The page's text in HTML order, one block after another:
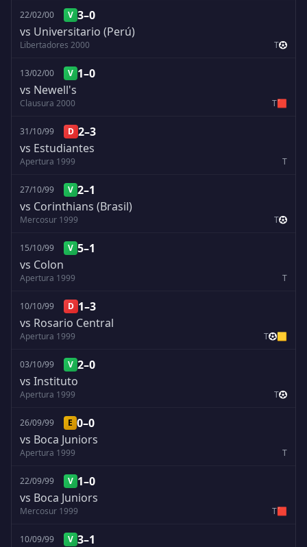
22/02/00 V 3–0
vs Universitario (Perú)
Libertadores 2000 T
13/02/00 V 1–0
vs Newell's
Clausura 2000 T🟥
31/10/99 D 2–3
vs Estudiantes
Apertura 1999 T
27/10/99 V 2–1
vs Corinthians (Brasil)
Mercosur 1999 T
15/10/99 V 5–1
vs Colon
Apertura 1999 T
10/10/99 D 1–3
vs Rosario Central
Apertura 1999 T 🟨
03/10/99 V 2–0
vs Instituto
Apertura 1999 T
26/09/99 E 0–0
vs Boca Juniors
Apertura 1999 T
22/09/99 V 1–0
vs Boca Juniors
Mercosur 1999 T🟥
10/09/99 V 3–1